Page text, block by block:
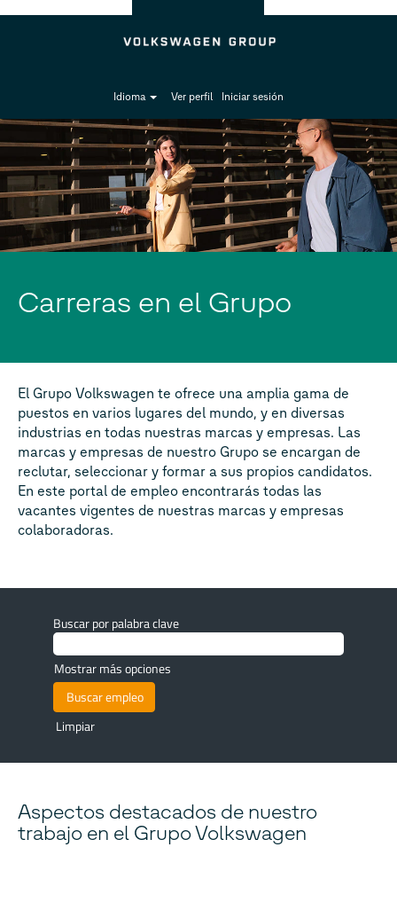
Idioma Ver perfil Iniciar sesión
Carreras en el Grupo
El Grupo Volkswagen te ofrece una amplia gama de
puestos en varios lugares del mundo, y en diversas
industrias en todas nuestras marcas y empresas. Las
marcas y empresas de nuestro Grupo se encargan de
reclutar, seleccionar y formar a sus propios candidatos.
En este portal de empleo encontrarás todas las
vacantes vigentes de nuestras marcas y empresas
colaboradoras.
Buscar por palabra clave
Mostrar más opciones
Limpiar
Aspectos destacados de nuestro
trabajo en el Grupo Volkswagen